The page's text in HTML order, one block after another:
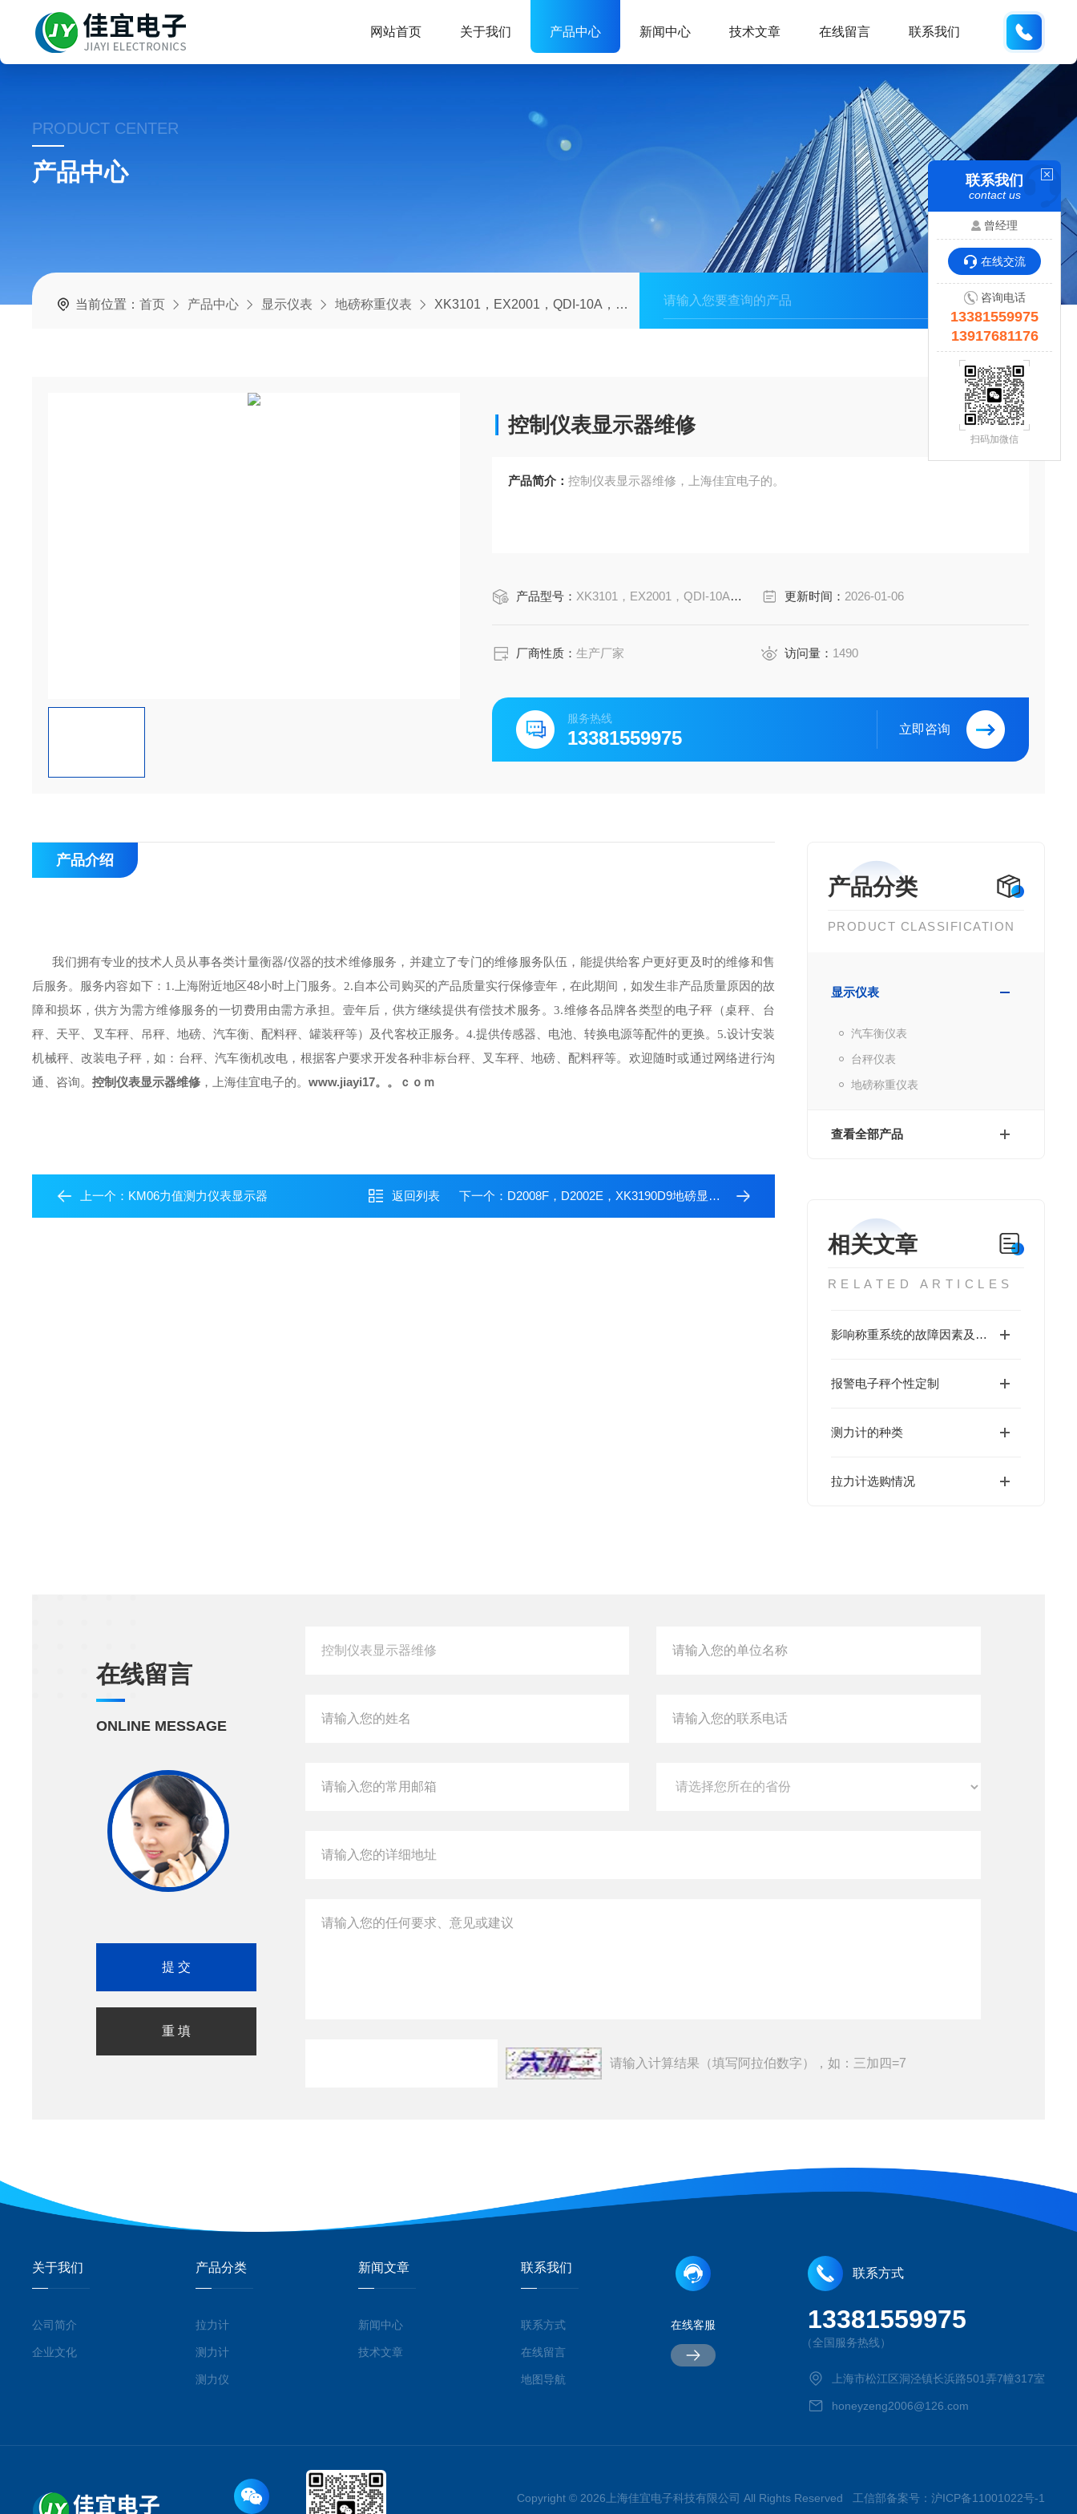
网站首页 关于我们 产品中心 新闻中心 技术文章 在线留言 联系我们
PRODUCT CENTER
产品中心
当前位置：首页 产品中心 显示仪表 地磅称重仪表 XK3101，EX2001，QDI-10A，H2B控制仪表显示器维修
控制仪表显示器维修
产品简介：控制仪表显示器维修，上海佳宜电子的。
产品型号： XK3101，EX2001，QDI-10A，H2B 更新时间： 2026-01-06
厂商性质：生产厂家 访问量： 1490
服务热线
13381559975 立即咨询
产品分类
PRODUCT CLASSIFICATION
显示仪表
汽车衡仪表
台秤仪表
地磅称重仪表
查看全部产品
相关文章
RELATED ARTICLES
影响称重系统的故障因素及防范措施
报警电子秤个性定制
测力计的种类
拉力计选购情况
产品介绍
我们拥有专业的技术人员从事各类计量衡器/仪器的技术维修服务，并建立了专门的维修服务队伍，能提供给客户更好更及时的维修和售
后服务。
服务内容如下： 1. 上海附近地区48小时上门服务。 2.自本公司购买的产品质量实行保修壹年，在此期间，如发生非产品质量原因的故
障和损坏，供方为需方维修服务的一切费用由需方承担。壹年后，供方继续提供有偿技术服务。3.维修各品牌各类型的电子秤（桌秤、台
秤、天平、叉车秤、吊秤、地磅、汽车衡、配料秤、罐装秤等）及代客校正服务。 4.提供传感器、电池、转换电源等配件的更换。 5.设计安装
机械秤、改装电子秤，如：台秤、汽车衡机改电，根据客户要求开发各种非标台秤、叉车秤、地磅、配料秤等。 欢迎随时或通过网络进行沟
通、咨询。控制仪表显示器维修 ，上海佳宜电子的。www.jiayi17。。ｃｏｍ
上一个： KM06力值测力仪表显示器 返回列表 下一个： D2008F，D2002E，XK3190D9地磅显示器仪表维修
在线留言
ONLINE MESSAGE
请输入计算结果（填写阿拉伯数字），如：三加四=7
关于我们
公司简介
企业文化
产品分类
拉力计
测力计
测力仪
新闻文章
新闻中心
技术文章
联系我们
联系方式
在线留言
地图导航
在线客服
联系方式
13381559975
（全国服务热线）
上海市松江区洞泾镇长浜路501弄7幢317室
honeyzeng2006@126.com
Copyright © 2026上海佳宜电子科技有限公司 All Rights Reserved 工信部备案号： 沪ICP备11001022号-1
联系我们
contact us
曾经理
在线交流
咨询电话
13381559975
13917681176
扫码加微信